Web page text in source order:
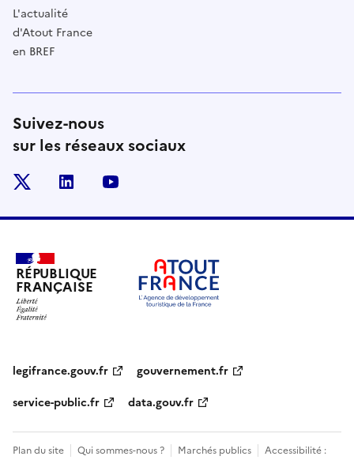
L'actualité
d'Atout France
en BREF
Suivez-nous
sur les réseaux sociaux
linkedin
RÉPUBLIQUE
FRANÇAISE
legifrance.gouv.fr
gouvernement.fr
service-public.fr
data.gouv.fr
Plan du site Qui sommes-nous ? Marchés publics Accessibilité :